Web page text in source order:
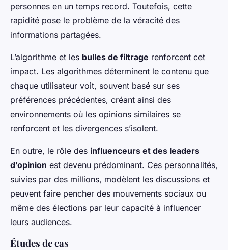
personnes en un temps record. Toutefois, cette
rapidité pose le problème de la véracité des
informations partagées.
L’algorithme et les bulles de filtrage renforcent cet
impact. Les algorithmes déterminent le contenu que
chaque utilisateur voit, souvent basé sur ses
préférences précédentes, créant ainsi des
environnements où les opinions similaires se
renforcent et les divergences s’isolent.
En outre, le rôle des influenceurs et des leaders
d’opinion est devenu prédominant. Ces personnalités,
suivies par des millions, modèlent les discussions et
peuvent faire pencher des mouvements sociaux ou
même des élections par leur capacité à influencer
leurs audiences.
Études de cas